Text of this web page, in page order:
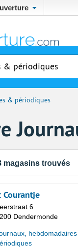
& périodiques
magasins trouvés
Courantje
6
Dendermonde
hebdomadaires